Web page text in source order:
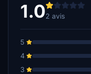
1.02 avis
5
4
3